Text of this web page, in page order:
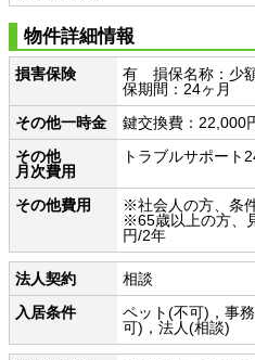
物件詳細情報
損害保険
有 損保名称：少
保期間：24ヶ月
その他一時金
鍵交換費：
その他
月次費用
トラブルサポート
その他費用
※社会人の方、条
※65歳以上の方、
円/2年
法人契約
相談
入居条件
ペット(不可)，事
可)，法人(相談)